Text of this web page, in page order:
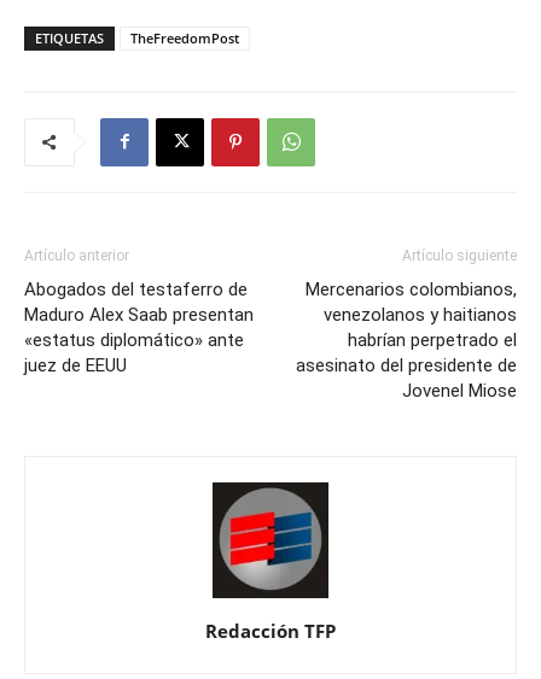
ETIQUETAS TheFreedomPost
Artículo anterior
Abogados del testaferro de
Maduro Alex Saab presentan
«estatus diplomático» ante
juez de EEUU
Artículo siguiente
Mercenarios colombianos,
venezolanos y haitianos
habrían perpetrado el
asesinato del presidente de
Jovenel Miose
Redacción TFP